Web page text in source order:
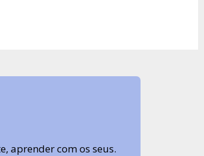
aprender com os seus.